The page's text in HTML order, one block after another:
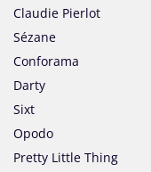
Claudie Pierlot
Sézane
Conforama
Darty
Sixt
Opodo
Pretty Little Thing